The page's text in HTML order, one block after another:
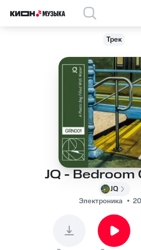
Трек
JQ - Bedroom
JQ
Электроника